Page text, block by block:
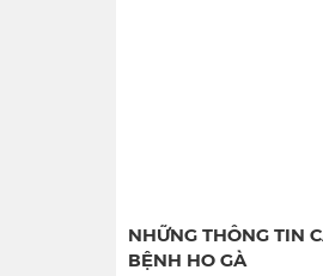
NHỮNG THÔNG TIN
BỆNH HO GÀ